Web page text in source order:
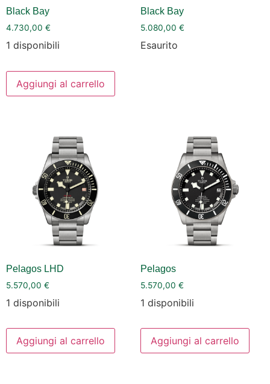
Black Bay
4.730,00 €
1 disponibili
Aggiungi al carrello
Black Bay
5.080,00 €
Esaurito
Pelagos LHD
5.570,00 €
1 disponibili
Aggiungi al carrello
Pelagos
5.570,00 €
1 disponibili
Aggiungi al carrello